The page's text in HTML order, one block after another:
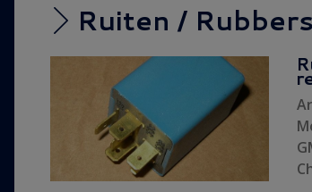
Ruiten / Rubbers